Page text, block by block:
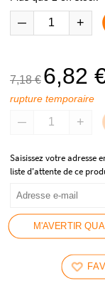
59,90 €.
7,18€
Le
prix
initial
était :
6,82
rupture temporaire
Saisissez votre adresse
liste d'attente de ce
M'AVERTIR